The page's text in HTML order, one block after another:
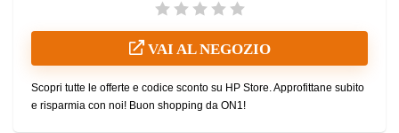
VAI AL NEGOZIO
Scopri tutte le offerte e codice sconto su HP Store. Approfittane subito
e risparmia con noi! Buon shopping da ON1!